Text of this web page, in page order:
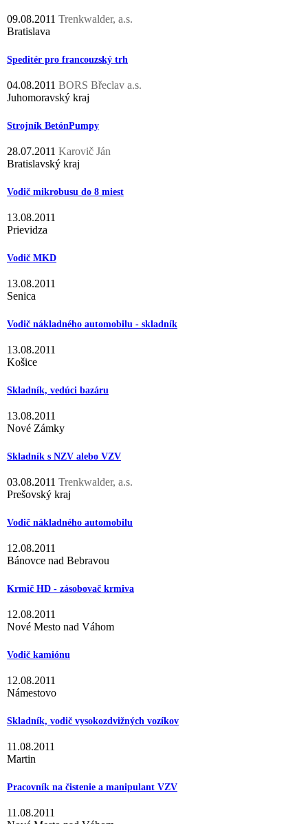
09.08.2011 Trenkwalder, a.s.
Bratislava
Speditér pro francouzský trh
04.08.2011 BORS Břeclav a.s.
Juhomoravský kraj
Strojník BetónPumpy
28.07.2011 Karovič Ján
Bratislavský kraj
Vodič mikrobusu do 8 miest
13.08.2011
Prievidza
Vodič MKD
13.08.2011
Senica
Vodič nákladného automobilu - skladník
13.08.2011
Košice
Skladník, vedúci bazáru
13.08.2011
Nové Zámky
Skladník s NZV alebo VZV
03.08.2011 Trenkwalder, a.s.
Prešovský kraj
Vodič nákladného automobilu
12.08.2011
Bánovce nad Bebravou
Krmič HD - zásobovač krmiva
12.08.2011
Nové Mesto nad Váhom
Vodič kamiónu
12.08.2011
Námestovo
Skladník, vodič vysokozdvižných vozíkov
11.08.2011
Martin
Pracovník na čistenie a manipulant VZV
11.08.2011